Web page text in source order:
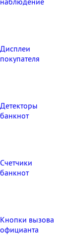
Дисплеи
покупателя
Детекторы
банкнот
Счетчики
банкнот
Кнопки вызова
официанта